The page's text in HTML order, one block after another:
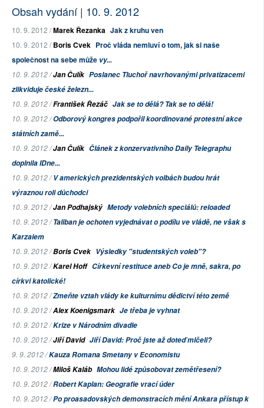
Obsah vydání | 10. 9. 2012
10. 9. 2012 /Marek Řezanka Jak z kruhu ven
10. 9. 2012 /Boris Cvek Proč vláda nemluví o tom, jak si naše
společnost na sebe může vy...
10. 9. 2012 /Jan Čulík Poslanec Tluchoř navrhovanými privatizacemi
zlikviduje české železn...
10. 9. 2012 /František Řezáč Jak se to dělá? Tak se to dělá!
10. 9. 2012 /Odborový kongres podpořil koordinované protestní akce
státních zamě...
10. 9. 2012 /Jan Čulík Článek z konzervativníhoDaily Telegraphu
doplnilaIDne...
10. 9. 2012 /V amerických prezidentských volbách budou hrát
výraznou roli důchodci
10. 9. 2012 /Jan Podhajský Metody volebních speciálů: reloaded
10. 9. 2012 /Taliban je ochoten vyjednávat o podílu ve vládě, ne však s
Karzaiem
10. 9. 2012 /Boris Cvek Výsledky "studentských voleb"?
10. 9. 2012 /Karel Hoff Církevní restituce aneb Co je mně, sakra, po
církvi katolické!
10. 9. 2012 /Zmeňte vztah vlády ke kulturnímu dědictví této země
10. 9. 2012 /Alex Koenigsmark Je třeba je vyhnat
10. 9. 2012 /Krize v Národním divadle
10. 9. 2012 /Jiří David Jiří David: Proč jste až doteď mlčeli?
9. 9. 2012 /Kauza Romana Smetany vEconomistu
10. 9. 2012 /Miloš Kaláb Mohou lidé způsobovat zemětřesení?
10. 9. 2012 /Robert Kaplan: Geografie vrací úder
10. 9. 2012 /Po proasadovských demonstracích mění Ankara přístup k